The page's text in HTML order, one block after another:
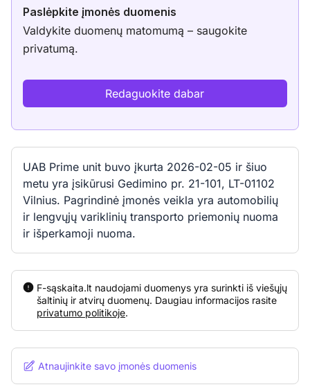
Paslėpkite įmonės duomenis
Valdykite duomenų matomumą – saugokite
privatumą.
Redaguokite dabar
UAB Prime unit buvo įkurta 2026-02-05 ir šiuo
metu yra įsikūrusi Gedimino pr. 21-101, LT-01102
Vilnius. Pagrindinė įmonės veikla yra automobilių
ir lengvųjų variklinių transporto priemonių nuoma
ir išperkamoji nuoma.
F-sąskaita.lt naudojami duomenys yra surinkti iš viešųjų
šaltinių ir atvirų duomenų. Daugiau informacijos rasite
privatumo politikoje.
Atnaujinkite savo įmonės duomenis